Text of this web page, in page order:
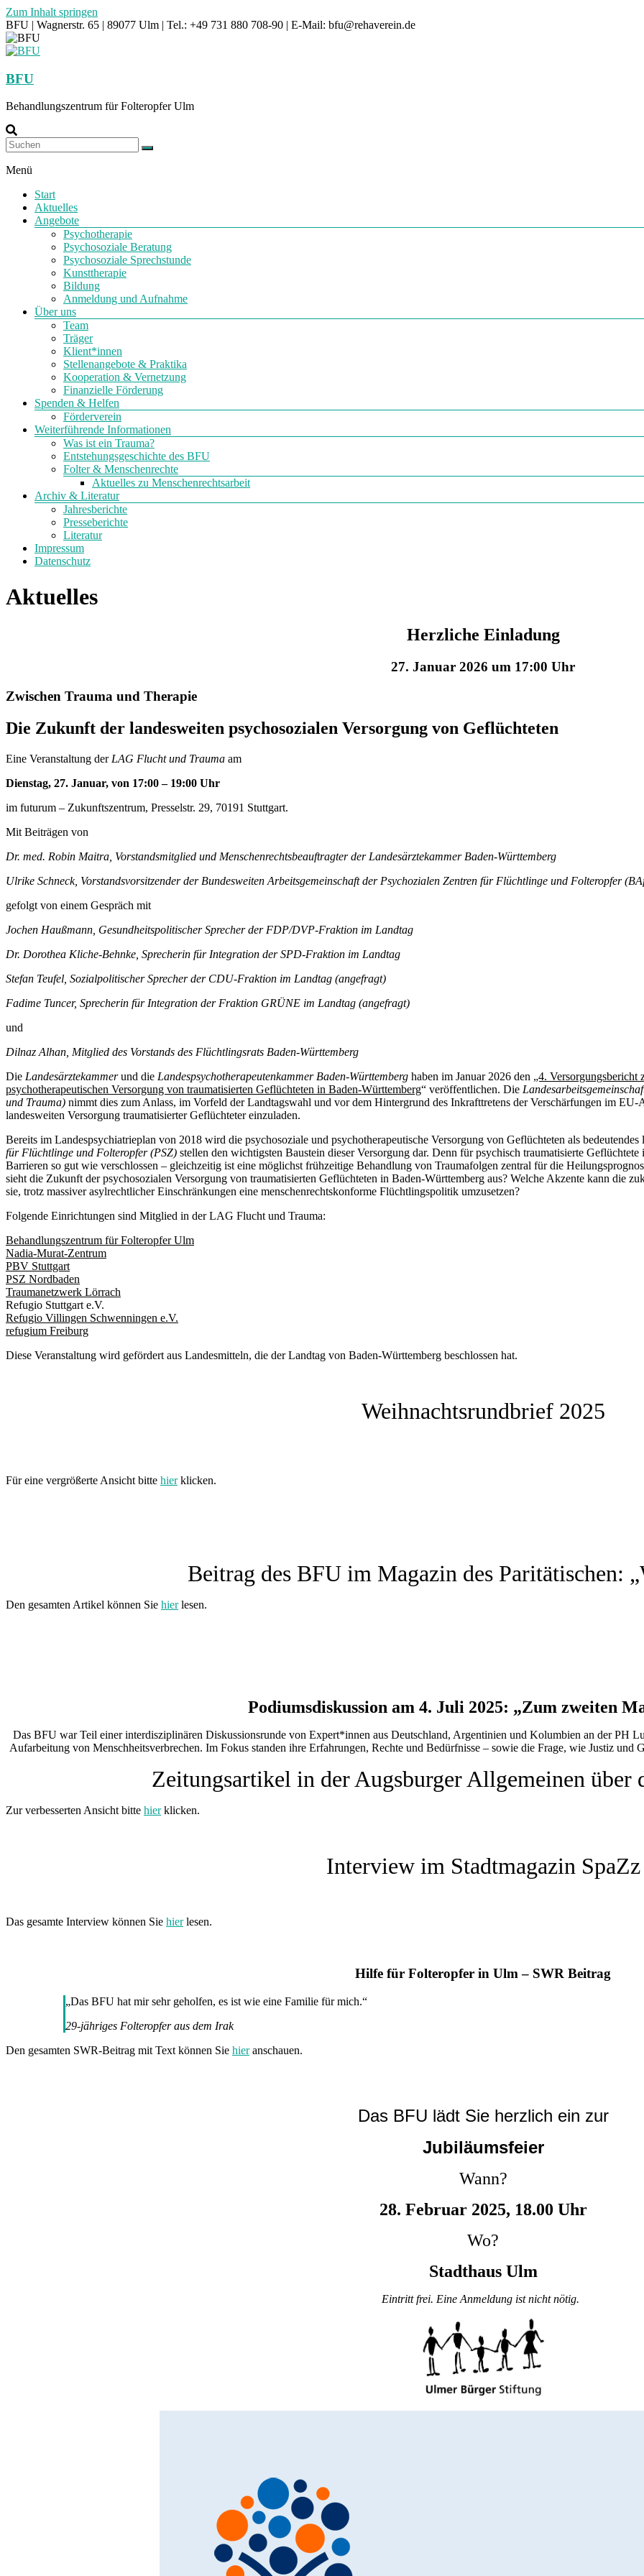
Zum Inhalt springen
BFU | Wagnerstr. 65 | 89077 Ulm | Tel.: +49 731 880 708-90 | E-Mail: bfu@rehaverein.de
BFU
Behandlungszentrum für Folteropfer Ulm
Menü
Start
Aktuelles
Angebote
Psychotherapie
Psychosoziale Beratung
Psychosoziale Sprechstunde
Kunsttherapie
Bildung
Anmeldung und Aufnahme
Über uns
Team
Träger
Klient*innen
Stellenangebote & Praktika
Kooperation & Vernetzung
Finanzielle Förderung
Spenden & Helfen
Förderverein
Weiterführende Informationen
Was ist ein Trauma?
Entstehungsgeschichte des BFU
Folter & Menschenrechte
Aktuelles zu Menschenrechtsarbeit
Archiv & Literatur
Jahresberichte
Presseberichte
Literatur
Impressum
Datenschutz
Aktuelles
Herzliche Einladung
27. Januar 2026 um 17:00 Uhr
Zwischen Trauma und Therapie
Die Zukunft der landesweiten psychosozialen Versorgung von Geflüchteten
Eine Veranstaltung der LAG Flucht und Trauma am
Dienstag, 27. Januar, von 17:00 – 19:00 Uhr
im futurum – Zukunftszentrum, Presselstr. 29, 70191 Stuttgart.
Mit Beiträgen von
Dr. med. Robin Maitra, Vorstandsmitglied und Menschenrechtsbeauftragter der Landesärztekammer Baden-Württemberg
Ulrike Schneck, Vorstandsvorsitzender der Bundesweiten Arbeitsgemeinschaft der Psychozialen Zentren für Flüchtlinge und Folteropfer
gefolgt von einem Gespräch mit
Jochen Haußmann, Gesundheitspolitischer Sprecher der FDP/DVP-Fraktion im Landtag
Dr. Dorothea Kliche-Behnke, Sprecherin für Integration der SPD-Fraktion im Landtag
Stefan Teufel, Sozialpolitischer Sprecher der CDU-Fraktion im Landtag (angefragt)
Fadime Tuncer, Sprecherin für Integration der Fraktion GRÜNE im Landtag (angefragt)
und
Dilnaz Alhan, Mitglied des Vorstands des Flüchtlingsrats Baden-Württemberg
Die Landesärztekammerund die Landespsychotherapeutenkammer Baden-Württemberg haben im Januar 2026 den „4. Versorgungsbericht
psychotherapeutischen Versorgung von traumatisierten Geflüchteten in Baden-Württemberg“ veröffentlichen. Die
und Trauma) nimmt dies zum Anlass, im Vorfeld der Landtagswahl und vor dem Hintergrund des Inkrafttretens der Verschärfungen im
landesweiten Versorgung traumatisierter Geflüchteter einzuladen.
Bereits im Landespsychiatrieplan von 2018 wird die psychosoziale und psychotherapeutische Versorgung von Geflüchteten als
für Flüchtlinge und Folteropfer (PSZ) stellen den wichtigsten Baustein dieser Versorgung dar. Denn für psychisch traumatisierte
Barrieren so gut wie verschlossen – gleichzeitig ist eine möglichst frühzeitige Behandlung von Traumafolgen zentral für die
sieht die Zukunft der psychosozialen Versorgung von traumatisierten Geflüchteten in Baden-Württemberg aus? Welche Akzente kann die
sie, trotz massiver asylrechtlicher Einschränkungen eine menschenrechtskonforme Flüchtlingspolitik umzusetzen?
Folgende Einrichtungen sind Mitglied in der LAG Flucht und Trauma:
Behandlungszentrum für Folteropfer Ulm
Nadia-Murat-Zentrum
PBV Stuttgart
PSZ Nordbaden
Traumanetzwerk Lörrach
Refugio Stuttgart e.V.
Refugio Villingen Schwenningen e.V.
refugium Freiburg
Diese Veranstaltung wird gefördert aus Landesmitteln, die der Landtag von Baden-Württemberg beschlossen hat.
Weihnachtsrundbrief 2025
Für eine vergrößerte Ansicht bitte hierklicken.
Beitrag des BFU im Magazin des Paritätischen:
Den gesamten Artikel können Sie hierlesen.
Podiumsdiskussion am 4. Juli 2025: „Zum zweiten
Das BFU war Teil einer interdisziplinären Diskussionsrunde von Expert*innen aus Deutschland, Argentinien und Kolumbien an der PH
Aufarbeitung von Menschheitsverbrechen. Im Fokus standen ihre Erfahrungen, Rechte und Bedürfnisse – sowie die Frage, wie Justiz
Zeitungsartikel in der Augsburger Allgemeinen über
Zur verbesserten Ansicht bitte hierklicken.
Interview im Stadtmagazin SpaZz
Das gesamte Interview können Sie hierlesen.
Hilfe für Folteropfer in Ulm – SWR Beitrag
„Das BFU hat mir sehr geholfen, es ist wie eine Familie für mich.“
29-jähriges Folteropfer aus dem Irak
Den gesamten SWR-Beitrag mit Text können Sie hieranschauen.
Das BFU lädt Sie herzlich ein zur
Jubiläumsfeier
Wann?
28. Februar 2025, 18.00 Uhr
Wo?
Stadthaus Ulm
Eintritt frei. Eine Anmeldung ist nicht nötig.